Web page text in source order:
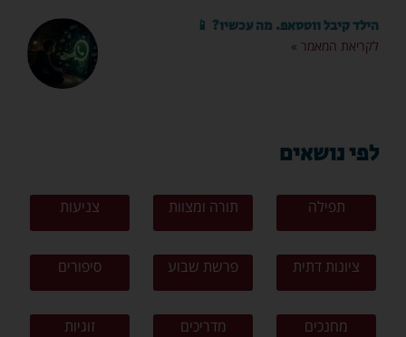
הילד קיבל ווטסאפ. מה עכשיו? 📱
לקריאת המאמר »
לפי נושאים
תפילה תורה ומצוות צניעות
ציונות דתית פרשת שבוע סיפורים
מחנכים מדריכים זוגיות